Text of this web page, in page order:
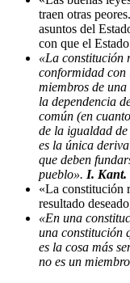
traen otras
asuntos del
con que el
«La constitución
conformidad con
miembros de una
la dependencia
común (en
de la igualdad
es la única
que deben
pueblo». I. Kant.
«La constitución
resultado
«En una
una constitución
es la cosa más
no es un